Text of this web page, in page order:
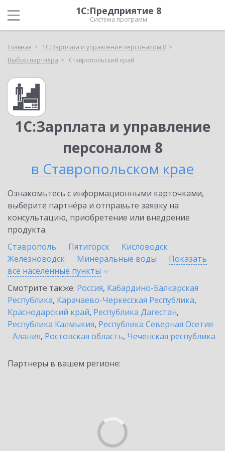
1С:Предприятие 8
Система программ
Главная
1С:Зарплата и управление персоналом 8
Выбор партнёра
Ставропольский край
1С:Зарплата и управление
персоналом 8
в Ставропольском крае
Ознакомьтесь с информационными карточками,
выберите партнёра и отправьте заявку на
консультацию, приобретение или внедрение
продукта.
Ставрополь
Пятигорск
Кисловодск
Железноводск
Минеральные воды
Показать
все населенные пункты
Смотрите также: Россия, Кабардино-Балкарская
Республика, Карачаево-Черкесская Республика,
Краснодарский край, Республика Дагестан,
Республика Калмыкия, Республика Северная Осетия
- Алания, Ростовская область, Чеченская республика
Партнеры в вашем регионе: